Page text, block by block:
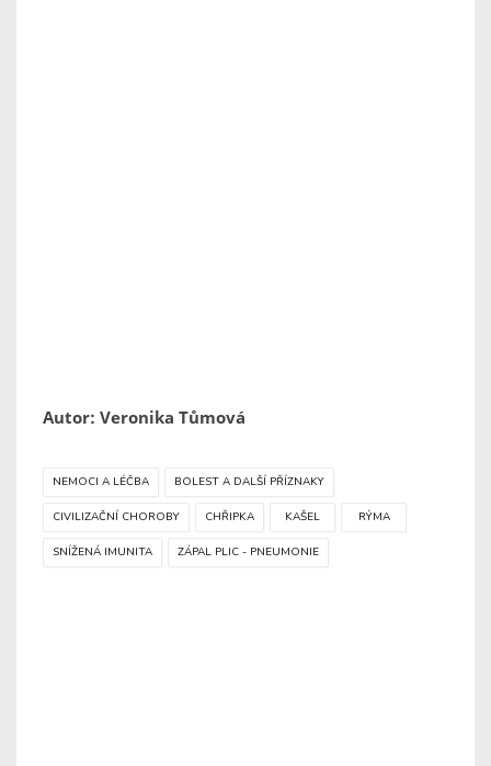
Autor: Veronika Tůmová
NEMOCI A LÉČBA BOLEST A DALŠÍ PŘÍZNAKY
CIVILIZAČNÍ CHOROBY CHŘIPKA KAŠEL RÝMA
SNÍŽENÁ IMUNITA ZÁPAL PLIC - PNEUMONIE